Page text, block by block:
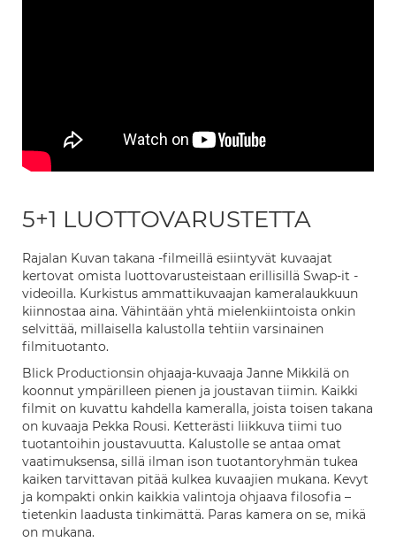
5+1 LUOTTOVARUSTETTA
Rajalan Kuvan takana -filmeillä esiintyvät kuvaajat
kertovat omista luottovarusteistaan erillisillä Swap-it -
videoilla. Kurkistus ammattikuvaajan kameralaukkuun
kiinnostaa aina. Vähintään yhtä mielenkiintoista onkin
selvittää, millaisella kalustolla tehtiin varsinainen
filmituotanto.
Blick Productionsin ohjaaja-kuvaaja Janne Mikkilä on
koonnut ympärilleen pienen ja joustavan tiimin. Kaikki
filmit on kuvattu kahdella kameralla, joista toisen takana
on kuvaaja Pekka Rousi. Ketterästi liikkuva tiimi tuo
tuotantoihin joustavuutta. Kalustolle se antaa omat
vaatimuksensa, sillä ilman ison tuotantoryhmän tukea
kaiken tarvittavan pitää kulkea kuvaajien mukana. Kevyt
ja kompakti onkin kaikkia valintoja ohjaava filosofia –
tietenkin laadusta tinkimättä. Paras kamera on se, mikä
on mukana.